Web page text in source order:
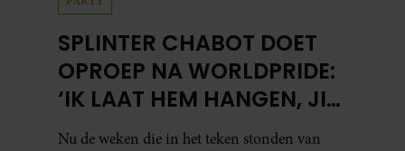
SPLINTER CHABOT DOET
OPROEP NA WORLDPRIDE:
‘IK LAAT HEM HANGEN, JIJ
HOPELIJK OOK’
Nu de weken die in het teken stonden van